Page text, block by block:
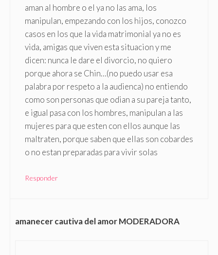
aman al hombre o el ya no las ama, los
manipulan, empezando con los hijos, conozco
casos en los que la vida matrimonial ya no es
vida, amigas que viven esta situacion y me
dicen: nunca le dare el divorcio, no quiero
porque ahora se Chin…(no puedo usar esa
palabra por respeto a la audienca) no entiendo
como son personas que odian a su pareja tanto,
e igual pasa con los hombres, manipulan a las
mujeres para que esten con ellos aunque las
maltraten, porque saben que ellas son cobardes
o no estan preparadas para vivir solas
Responder
amanecer cautiva del amor MODERADORA